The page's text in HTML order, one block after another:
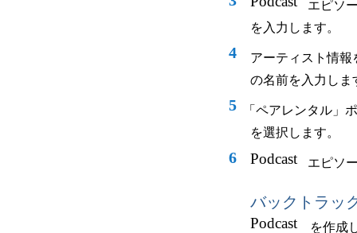
エピソ
を入力します。
4
アーティスト情
の名前を入力しま
5
「ペアレンタル」
を選択します。
6 Podcast エピソ
バックトラッ
Podcast を作成